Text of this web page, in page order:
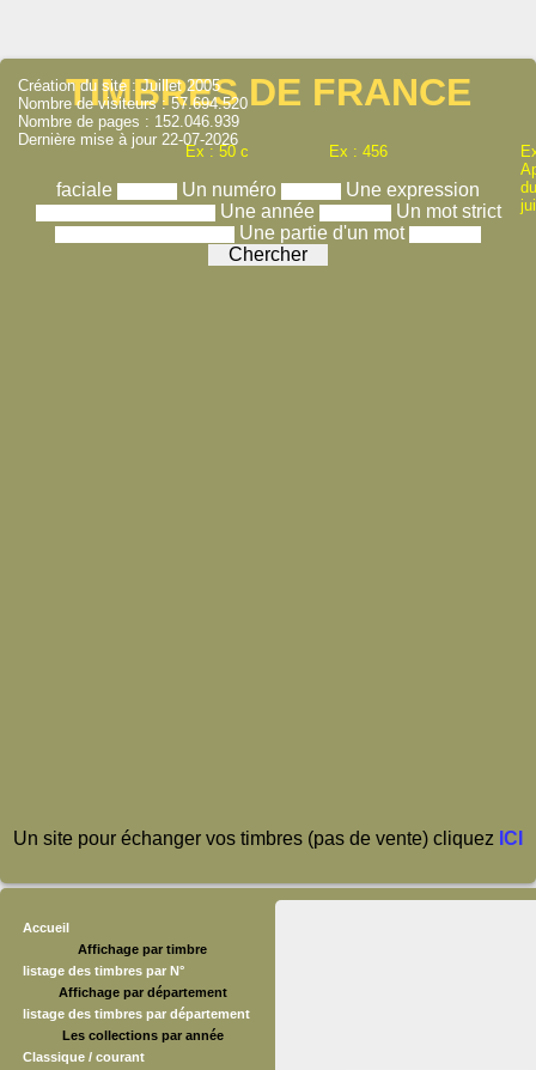
TIMBRES DE FRANCE
Ex : 50 c Ex : 456
faciale Un numéro
Une expression
Une année
Un mot strict
Une partie d'un mot
Création du site : Juillet 2005
Nombre de visiteurs : 57.694.520
Nombre de pages : 152.046.939
Dernière mise à jour 22-07-2026
Un site pour échanger vos timbres (pas de vente) cliquez ICI
Accueil
Affichage par timbre
listage des timbres par N°
Affichage par département
listage des timbres par département
Les collections par année
Classique / courant